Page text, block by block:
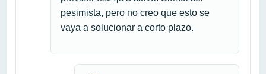
pesimista, pero no creo que esto se
vaya a solucionar a corto plazo.